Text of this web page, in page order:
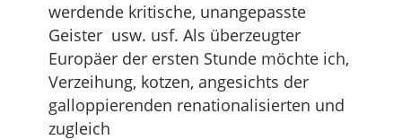
werdende kritische, unangepasste
Geister usw. usf. Als überzeugter
Europäer der ersten Stunde möchte ich,
Verzeihung, kotzen, angesichts der
galloppierenden renationalisierten und
zugleich